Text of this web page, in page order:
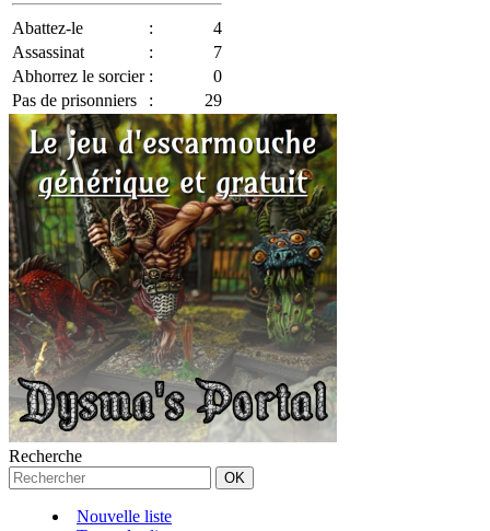
Abattez-le :
4
Assassinat
:
7
Abhorrez le sorcier :
0
Pas de prisonniers
: 29
Recherche
Nouvelle liste